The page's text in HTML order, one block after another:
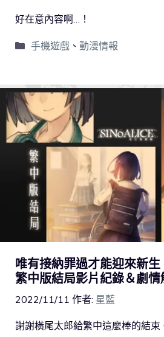
好在意內容啊…！
手機遊戲、 動漫情報
唯有接納罪過才能迎來新生
繁中版結局影片紀錄＆劇情
2022/11/11 作者: 星藍
謝謝橫尾太郎給繁中這麼棒的結束